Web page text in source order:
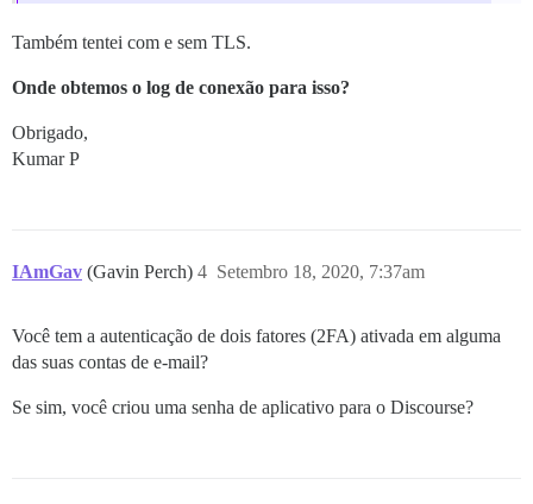
Também tentei com e sem TLS.
Onde obtemos o log de conexão para isso?
Obrigado,
Kumar P
IAmGav (Gavin Perch) Setembro 18, 2020, 7:37am
4
Você tem a autenticação de dois fatores (2FA) ativada em alguma
das suas contas de e-mail?
Se sim, você criou uma senha de aplicativo para o Discourse?